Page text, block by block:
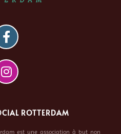
ROTTERDAM
est une association à but non